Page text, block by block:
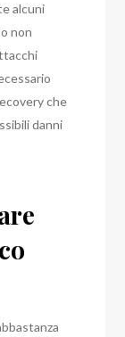
alcuni
non
che
danni